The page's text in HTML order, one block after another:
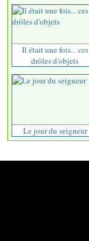
Il était une fois... ces
drôles d'objets
Le jour du seigneur